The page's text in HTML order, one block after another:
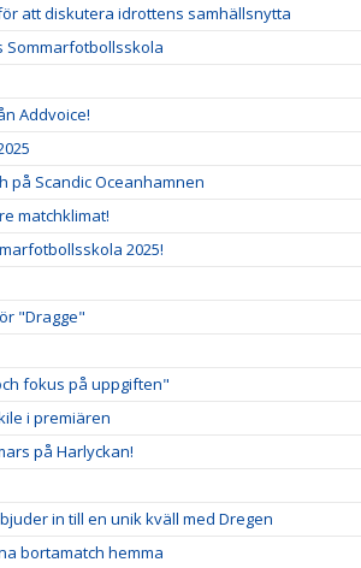
att diskutera idrottens samhällsnytta
Sommarfotbollsskola
Addvoice!
på Scandic Oceanhamnen
matchklimat!
2025!
"Dragge"
fokus på uppgiften"
i premiären
på Harlyckan!
in till en unik kväll med Dregen
bortamatch hemma